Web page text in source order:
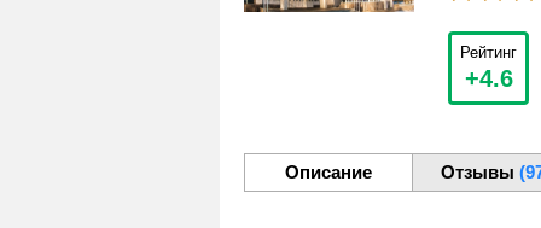
Рейтинг
+4.6
Описание Отзывы